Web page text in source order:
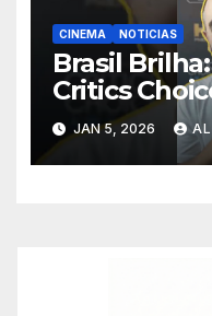
CINEMA NOTICIAS
Brasil
Critics
JAN 5, 2026